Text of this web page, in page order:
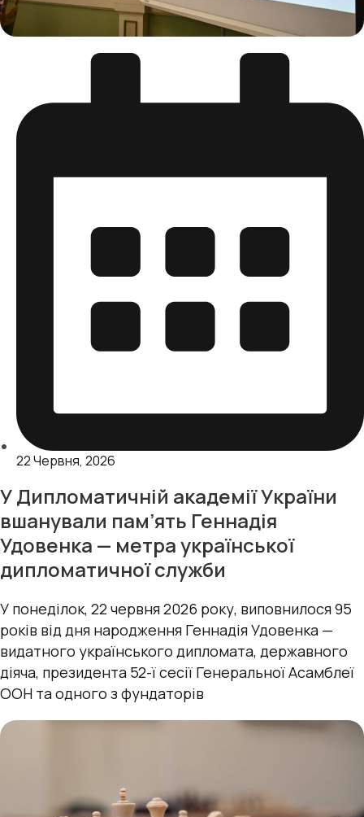
22 Червня, 2026
У Дипломатичній академії України
вшанували пам’ять Геннадія
Удовенка — метра української
дипломатичної служби
У понеділок, 22 червня 2026 року, виповнилося 95
років від дня народження Геннадія Удовенка —
видатного українського дипломата, державного
діяча, президента 52-ї сесії Генеральної Асамблеї
ООН та одного з фундаторів